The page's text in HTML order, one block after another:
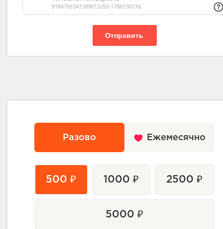
Отправить
Разово Ежемесячно
500 ₽ 1000 ₽ 2500 ₽
5000 ₽